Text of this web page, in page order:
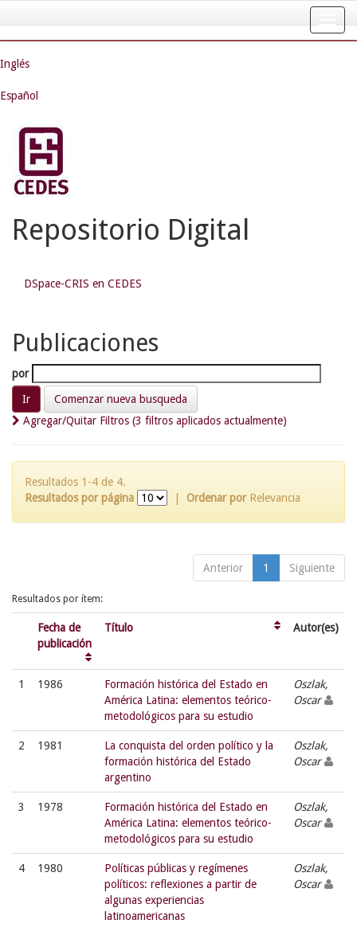
navigation
Inglés
Español
Repositorio Digital
DSpace-CRIS en CEDES
Publicaciones
por
Comenzar nueva busqueda
Agregar/Quitar Filtros (3 filtros aplicados actualmente)
Resultados 1-4 de 4.
Resultados por página
Ordenar por Relevancia
Anterior 1 Siguiente
Resultados por ítem:
Fecha de
publicación
Título Autor(es)
1 1986
Formación histórica del Estado en
América Latina: elementos teórico-
metodológicos para su estudio
Oszlak,
Oscar
2 1981
La conquista del orden político y la
formación histórica del Estado
argentino
Oszlak,
Oscar
3 1978
Formación histórica del Estado en
América Latina: elementos teórico-
metodológicos para su estudio
Oszlak,
Oscar
4 1980
Políticas públicas y regímenes
políticos: reflexiones a partir de
algunas experiencias
latinoamericanas
Oszlak,
Oscar